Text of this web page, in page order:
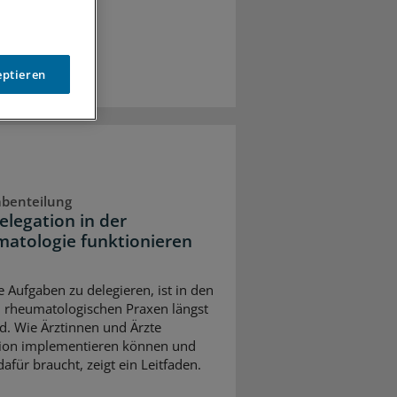
in der
funktionieren
Aufgaben zu delegieren, ist in den
rheumatologischen Praxen längst
Wie Ärztinnen und Ärzte
implementieren können und
braucht, zeigt ein Leitfaden.